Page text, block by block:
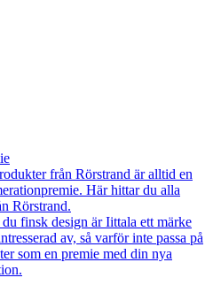
från Rörstrand är alltid en
Här hittar du alla
Rörstrand.
finsk design är Iittala ett märke
av, så varför inte passa på
som en premie med din nya